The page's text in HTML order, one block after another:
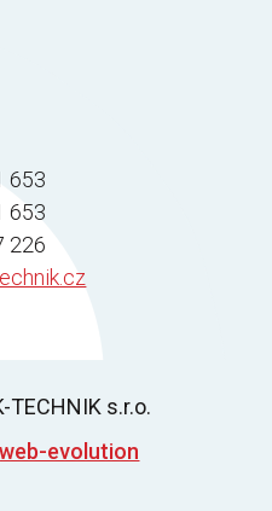
653
653
226
TECHNIK s.r.o.
web-evolution